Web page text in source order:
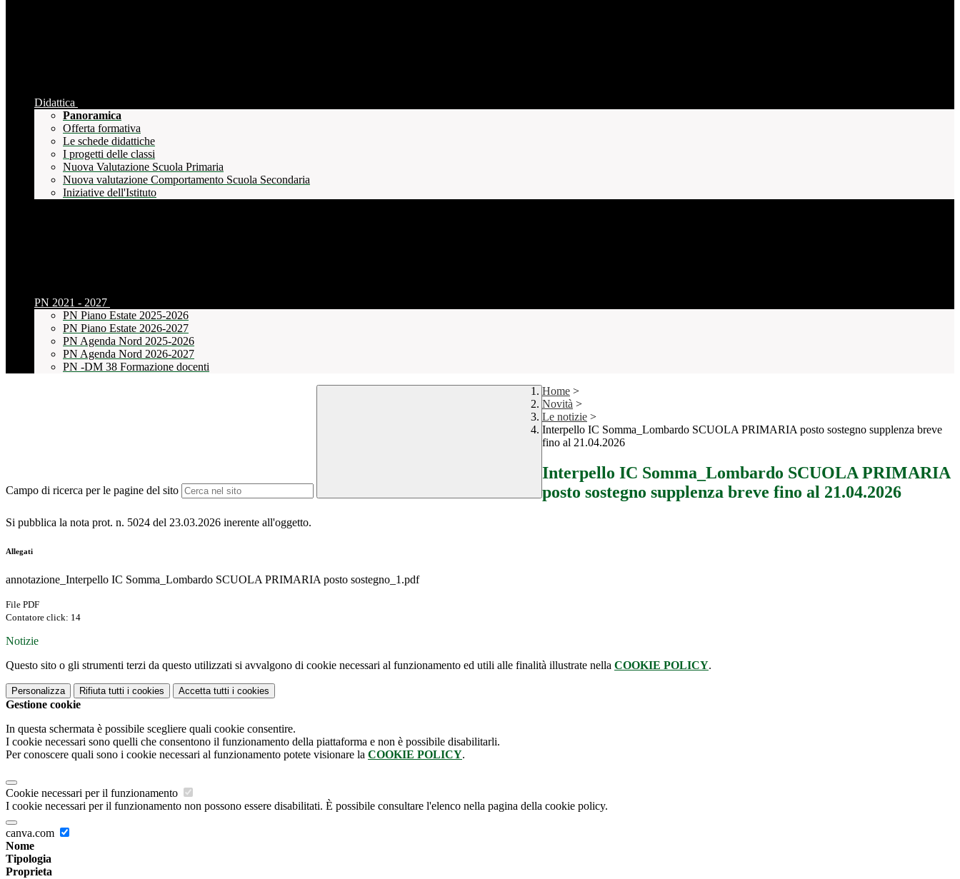
Didattica
Panoramica
Offerta formativa
Le schede didattiche
I progetti delle classi
Nuova Valutazione Scuola Primaria
Nuova valutazione Comportamento Scuola Secondaria
Iniziative dell'Istituto
PN 2021 - 2027
PN Piano Estate 2025-2026
PN Piano Estate 2026-2027
PN Agenda Nord 2025-2026
PN Agenda Nord 2026-2027
PN -DM 38 Formazione docenti
Campo di ricerca per le pagine del sito
Home >
Novità >
Le notizie >
Interpello IC Somma_Lombardo SCUOLA PRIMARIA posto sostegno supplenza breve
fino al 21.04.2026
Interpello IC Somma_Lombardo SCUOLA PRIMARIA
posto sostegno supplenza breve fino al 21.04.2026
Si pubblica la nota prot. n. 5024 del 23.03.2026 inerente all'oggetto.
Allegati
annotazione_Interpello IC Somma_Lombardo SCUOLA PRIMARIA posto sostegno_1.pdf
File PDF
Contatore click: 14
Notizie
Questo sito o gli strumenti terzi da questo utilizzati si avvalgono di cookie necessari al funzionamento ed utili alle finalità illustrate nella COOKIE POLICY.
Personalizza Rifiuta tutti i cookies Accetta tutti i cookies
Gestione cookie
In questa schermata è possibile scegliere quali cookie consentire.
I cookie necessari sono quelli che consentono il funzionamento della piattaforma e non è possibile disabilitarli.
Per conoscere quali sono i cookie necessari al funzionamento potete visionare la COOKIE POLICY.
Cookie necessari per il funzionamento
I cookie necessari per il funzionamento non possono essere disabilitati. È possibile consultare l'elenco nella pagina della cookie policy.
canva.com
Nome
Tipologia
Proprieta